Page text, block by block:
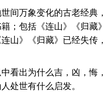
万象变化的古老经典，
；包括《连山》《归藏》
山》《归藏》已经失传，
出为什么吉，凶，悔，
处世有什么启发。